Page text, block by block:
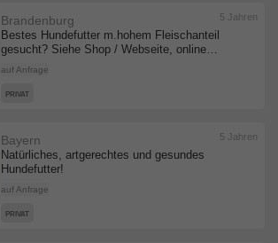
Bestes Hundefutter m.hohem Fleischanteil
gesucht? Siehe Shop / Webseite, online
bestellen
Brandenburg
auf Anfrage
5 Jahren
PRIVAT
Natürliches, artgerechtes und gesundes
Hundefutter!
Bayern
auf Anfrage
5 Jahren
PRIVAT